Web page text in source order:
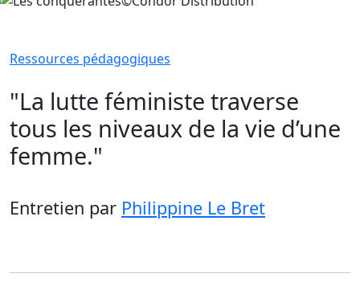
Ressources pédagogiques
"La lutte féministe traverse
tous les niveaux de la vie d’une
femme."
Entretien par Philippine Le Bret